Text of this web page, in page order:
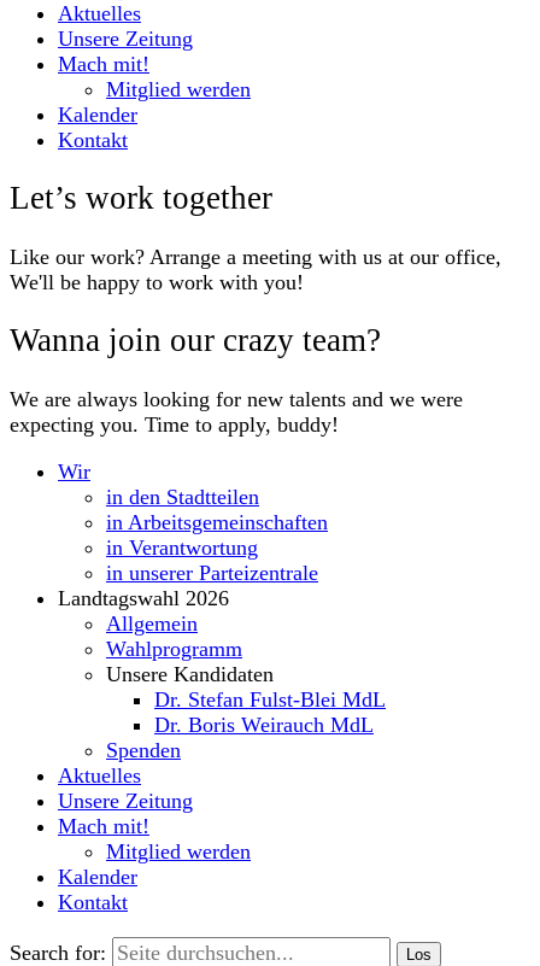
Aktuelles
Unsere Zeitung
Mach mit!
Mitglied werden
Kalender
Kontakt
Let’s work together
Like our work? Arrange a meeting with us at our office,
We'll be happy to work with you!
Wanna join our crazy team?
We are always looking for new talents and we were
expecting you. Time to apply, buddy!
Wir
in den Stadtteilen
in Arbeitsgemeinschaften
in Verantwortung
in unserer Parteizentrale
Landtagswahl 2026
Allgemein
Wahlprogramm
Unsere Kandidaten
Dr. Stefan Fulst-Blei MdL
Dr. Boris Weirauch MdL
Spenden
Aktuelles
Unsere Zeitung
Mach mit!
Mitglied werden
Kalender
Kontakt
Search for: